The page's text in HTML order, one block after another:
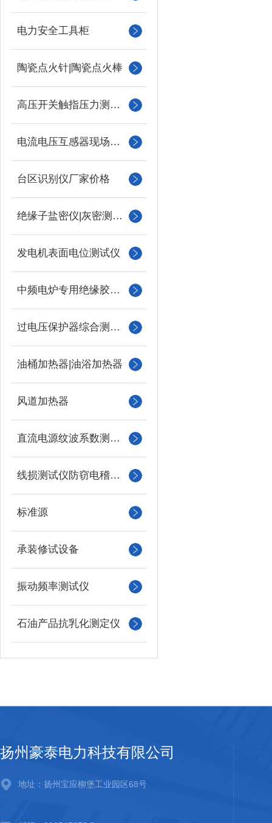
电力安全工具柜
陶瓷点火针|陶瓷点火棒
高压开关触指压力测试仪
电流电压互感器现场校验仪
台区识别仪厂家价格
绝缘子盐密仪|灰密测试仪
发电机表面电位测试仪
中频电炉专用绝缘胶木柱
过电压保护器综合测试仪
油桶加热器|油浴加热器
风道加热器
直流电源纹波系数测试仪
线损测试仪防窃电稽查仪
标准源
承装修试设备
振动频率测试仪
石油产品抗乳化测定仪
扬州豪泰电力科技有限公司
地址：扬州宝应柳堡工业园区68号